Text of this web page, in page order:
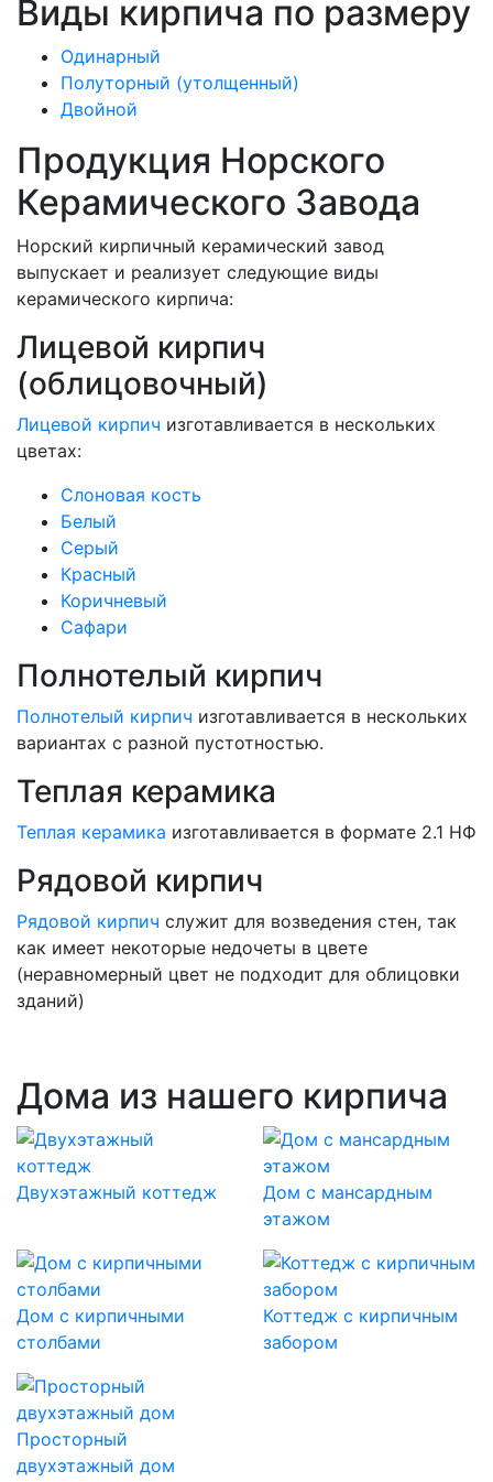
Виды кирпича по размеру
Одинарный
Полуторный (утолщенный)
Двойной
Продукция Норского
Керамического Завода
Норский кирпичный керамический завод
выпускает и реализует следующие виды
керамического кирпича:
Лицевой кирпич
(облицовочный)
Лицевой кирпич изготавливается в нескольких
цветах:
Слоновая кость
Белый
Серый
Красный
Коричневый
Сафари
Полнотелый кирпич
Полнотелый кирпич изготавливается в нескольких
вариантах с разной пустотностью.
Теплая керамика
Теплая керамика изготавливается в формате 2.1 НФ
Рядовой кирпич
Рядовой кирпич служит для возведения стен, так
как имеет некоторые недочеты в цвете
(неравномерный цвет не подходит для облицовки
зданий)
Дома из нашего кирпича
Двухэтажный коттедж
Дом с мансардным
этажом
Дом с кирпичными
столбами
Коттедж с кирпичным
забором
Просторный
двухэтажный дом